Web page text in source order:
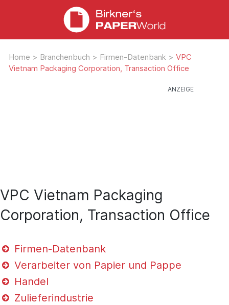
Home > Branchenbuch > Firmen-Datenbank > VPC
Vietnam Packaging Corporation, Transaction Office
VPC Vietnam Packaging
Corporation, Transaction Office
Firmen-Datenbank
Verarbeiter von Papier und Pappe
Handel
Zulieferindustrie